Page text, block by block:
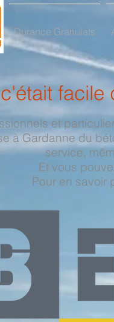
Durance Granulats
facile
et
à Gardanne du
service,
Et vous
Pour en savoir